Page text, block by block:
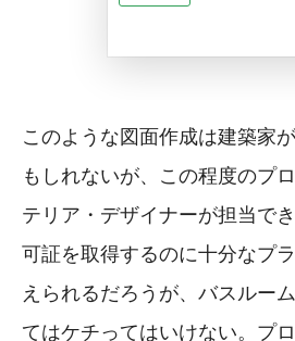
このような図面作成は建築家
もしれないが、この程度のプ
テリア・デザイナーが担当で
可証を取得するのに十分なプ
えられるだろうが、バスルー
てはケチってはいけない。プ